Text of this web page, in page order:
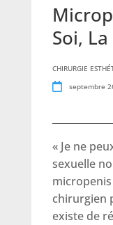
Soi,
CHIRURGIE
septembre
« Je ne
sexuelle
micropenis
chirurgien
existe de